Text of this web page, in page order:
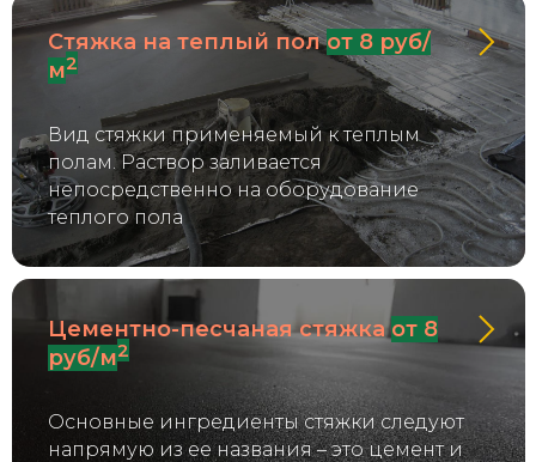
Стяжка на теплый полот 8 руб/
м2
Вид стяжки применяемый к теплым
полам. Раствор заливается
непосредственно на оборудование
теплого пола
Цементно-песчаная стяжкаот 8
руб/м2
Основные ингредиенты стяжки следуют
напрямую из ее названия – это цемент и